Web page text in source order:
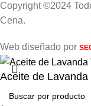
Copyright ©2024
Cena.
Web diseñado por
Aceite de